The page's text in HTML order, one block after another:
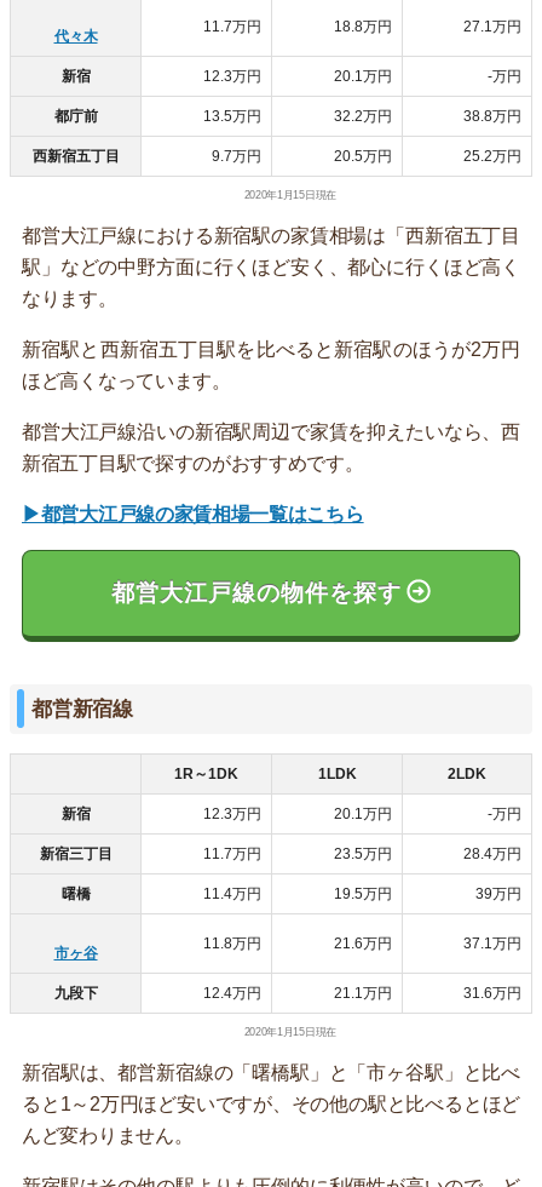
代々木
11.7万円 18.8万円 27.1万円
新宿 12.3万円 20.1万円 -万円
都庁前 13.5万円 32.2万円 38.8万円
西新宿五丁目 9.7万円 20.5万円 25.2万円
2020年1月15日現在
都営大江戸線における新宿駅の家賃相場は「西新宿五丁目
駅」などの中野方面に行くほど安く、都心に行くほど高く
なります。
新宿駅と西新宿五丁目駅を比べると新宿駅のほうが2万円
ほど高くなっています。
都営大江戸線沿いの新宿駅周辺で家賃を抑えたいなら、西
新宿五丁目駅で探すのがおすすめです。
▶都営大江戸線の家賃相場一覧はこちら
都営大江戸線の物件を探す
都営新宿線
1R～1DK 1LDK 2LDK
新宿 12.3万円 20.1万円 -万円
新宿三丁目 11.7万円 23.5万円 28.4万円
曙橋 11.4万円 19.5万円 39万円
市ヶ谷
11.8万円 21.6万円 37.1万円
九段下 12.4万円 21.1万円 31.6万円
2020年1月15日現在
新宿駅は、都営新宿線の「曙橋駅」と「市ヶ谷駅」と比べ
ると1～2万円ほど安いですが、その他の駅と比べるとほど
んど変わりません。